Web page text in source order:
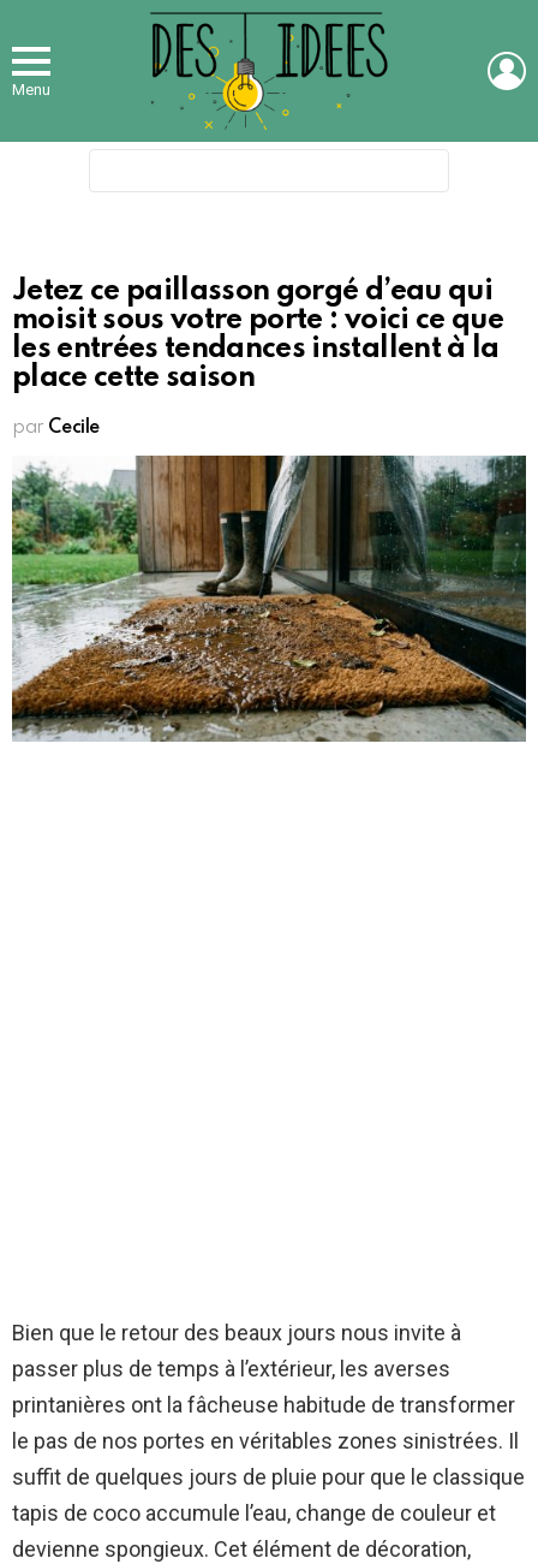
Menu
Jetez ce paillasson gorgé d’eau qui
moisit sous votre porte : voici ce que
les entrées tendances installent à la
place cette saison
par Cecile
Bien que le retour des beaux jours nous invite à
passer plus de temps à l’extérieur, les averses
printanières ont la fâcheuse habitude de transformer
le pas de nos portes en véritables zones sinistrées. Il
suffit de quelques jours de pluie pour que le classique
tapis de coco accumule l’eau, change de couleur et
devienne spongieux. Cet élément de décoration,